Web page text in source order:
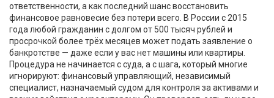
ответственности, а как последний шанс восстановить
финансовое равновесие без потери всего. В России с 2015
года любой гражданин с долгом от 500 тысяч рублей и
просрочкой более трёх месяцев может подать заявление о
банкротстве — даже если у вас нет машины или квартиры.
Процедура не начинается с суда, а с шага, который многие
игнорируют: финансовый управляющий, независимый
специалист, назначаемый судом для контроля за активами и